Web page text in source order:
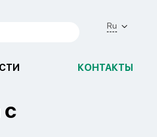
Ru
КОНТАКТЫ